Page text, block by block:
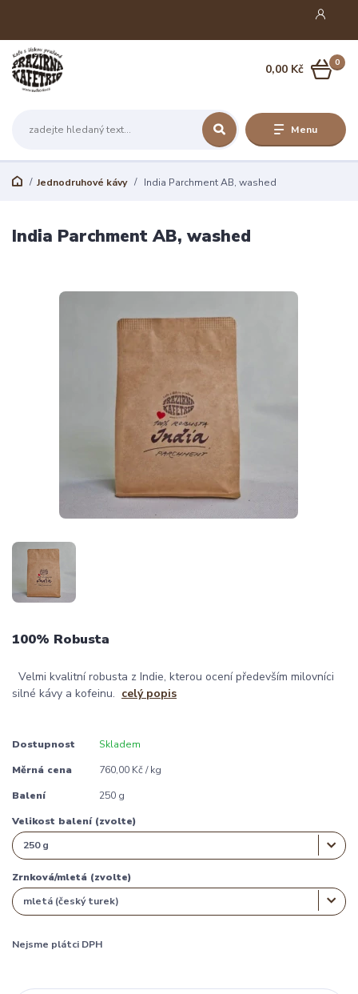
Menu
0
0,00 Kč
Jednodruhové kávy India Parchment AB, washed
India Parchment AB, washed
100% Robusta
Velmi kvalitní robusta z Indie, kterou ocení především milovníci
silné kávy a kofeinu. celý popis
Dostupnost Skladem
Měrná cena 760,00 Kč / kg
Balení 250 g
Velikost balení (zvolte)
Zrnková/mletá (zvolte)
Nejsme plátci DPH